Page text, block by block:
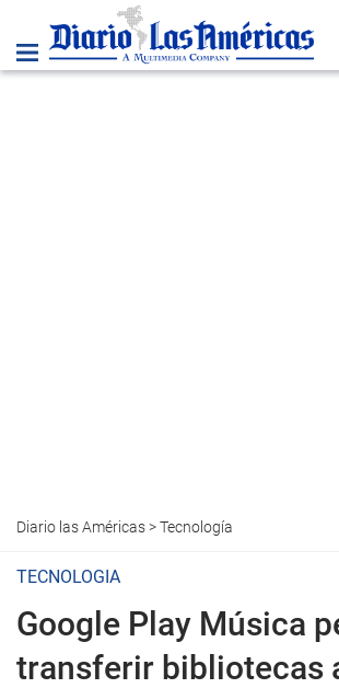
Diario las Américas>Tecnología
TECNOLOGIA
Google Play Música
transferir bibliotecas